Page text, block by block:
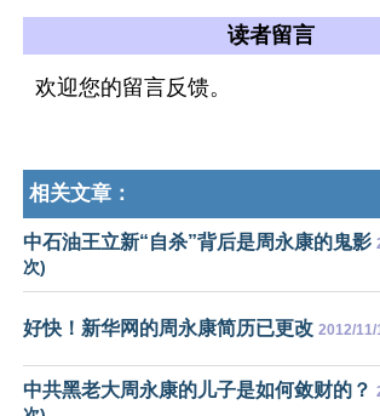
读者留言
欢迎您的留言反馈。
相关文章：
中石油王立新“自杀”背后是周永康的鬼影
次)
好快！新华网的周永康简历已更改 2012/11/
中共黑老大周永康的儿子是如何敛财的？